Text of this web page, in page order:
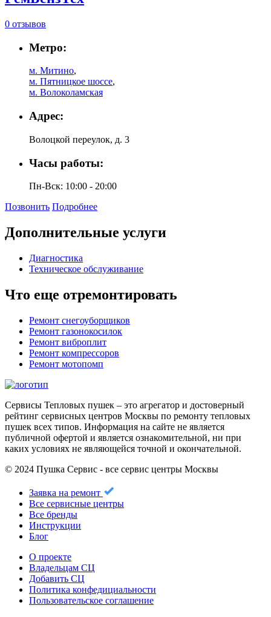
0 отзывов
Метро:
м. Митино,
м. Пятницкое шоссе,
м. Волоколамская
Адрес:
Волоцкой переулок, д. 3
Часы работы:
Пн-Вск: 10:00 - 20:00
Позвонить Подробнее
Дополнительные услуги
Диагностика
Техническое обслуживание
Что еще отремонтировать
Ремонт снегоуборщиков
Ремонт газонокосилок
Ремонт виброплит
Ремонт компрессоров
Ремонт мотопомп
Сервисы Тепловых пушек – это агрегатор и достоверный
рейтинг сервисных центров Москвы по ремонту тепловых
пушек всех типов. Информация на сайте не является
публичной офертой и является ознакомительной, ни при
каких условиях не являющейся точной и окончательной.
© 2024 Пушка Сервис - все сервис центры Москвы
Заявка на ремонт
Все сервисные центры
Все бренды
Инструкции
Блог
О проекте
Владельцам СЦ
Добавить СЦ
Политика конфедициальности
Пользовательское соглашение